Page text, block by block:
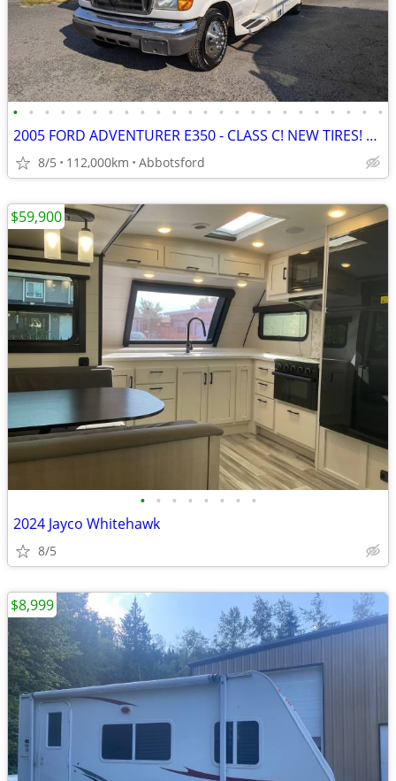
• • • • • • • • • • • • • • • • • • • • • • • •
2005 FORD ADVENTURER E350 - CLASS C! NEW TIRES! 23 FEET! NO ACCIDENTS!
8/5 112,000km Abbotsford
• • • • • • • •
2024 Jayco Whitehawk
8/5
$59,900
$8,999